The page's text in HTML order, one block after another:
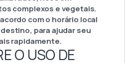
complexos e vegetais.
com o horário local
para ajudar seu
rapidamente.
O USO DE